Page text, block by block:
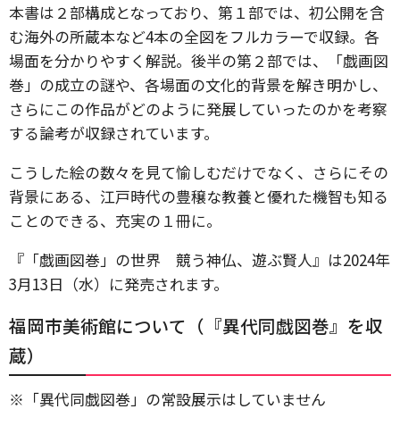
本書は２部構成となっており、第１部では、初公開を含
む海外の所蔵本など4本の全図をフルカラーで収録。各
場面を分かりやすく解説。後半の第２部では、「戯画図
巻」の成立の謎や、各場面の文化的背景を解き明かし、
さらにこの作品がどのように発展していったのかを考察
する論考が収録されています。
こうした絵の数々を見て愉しむだけでなく、さらにその
背景にある、江戸時代の豊穣な教養と優れた機智も知る
ことのできる、充実の１冊に。
『「戯画図巻」の世界 競う神仏、遊ぶ賢人』は2024年
3月13日（水）に発売されます。
福岡市美術館について（『異代同戯図巻』を収
蔵）
※「異代同戯図巻」の常設展示はしていません